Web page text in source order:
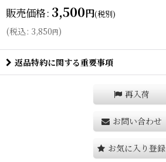
販売価格: 3,500円(税別)
(税込: 3,850円)
返品特約に関する重要事項
再入荷
お問い合わせ
お気に入り登録